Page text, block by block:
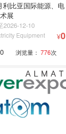
利比亚国际能源、电
展
2026-12-10
Equipment ¥0
浏览量： 776次